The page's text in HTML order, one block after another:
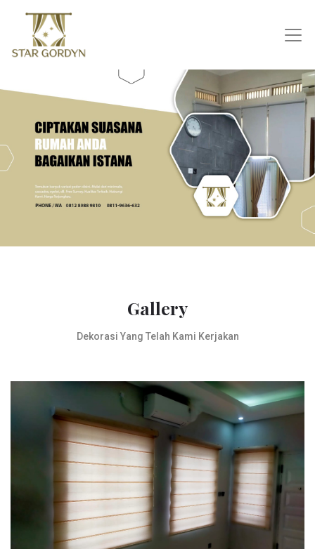
Gallery
Dekorasi Yang Telah Kami Kerjakan